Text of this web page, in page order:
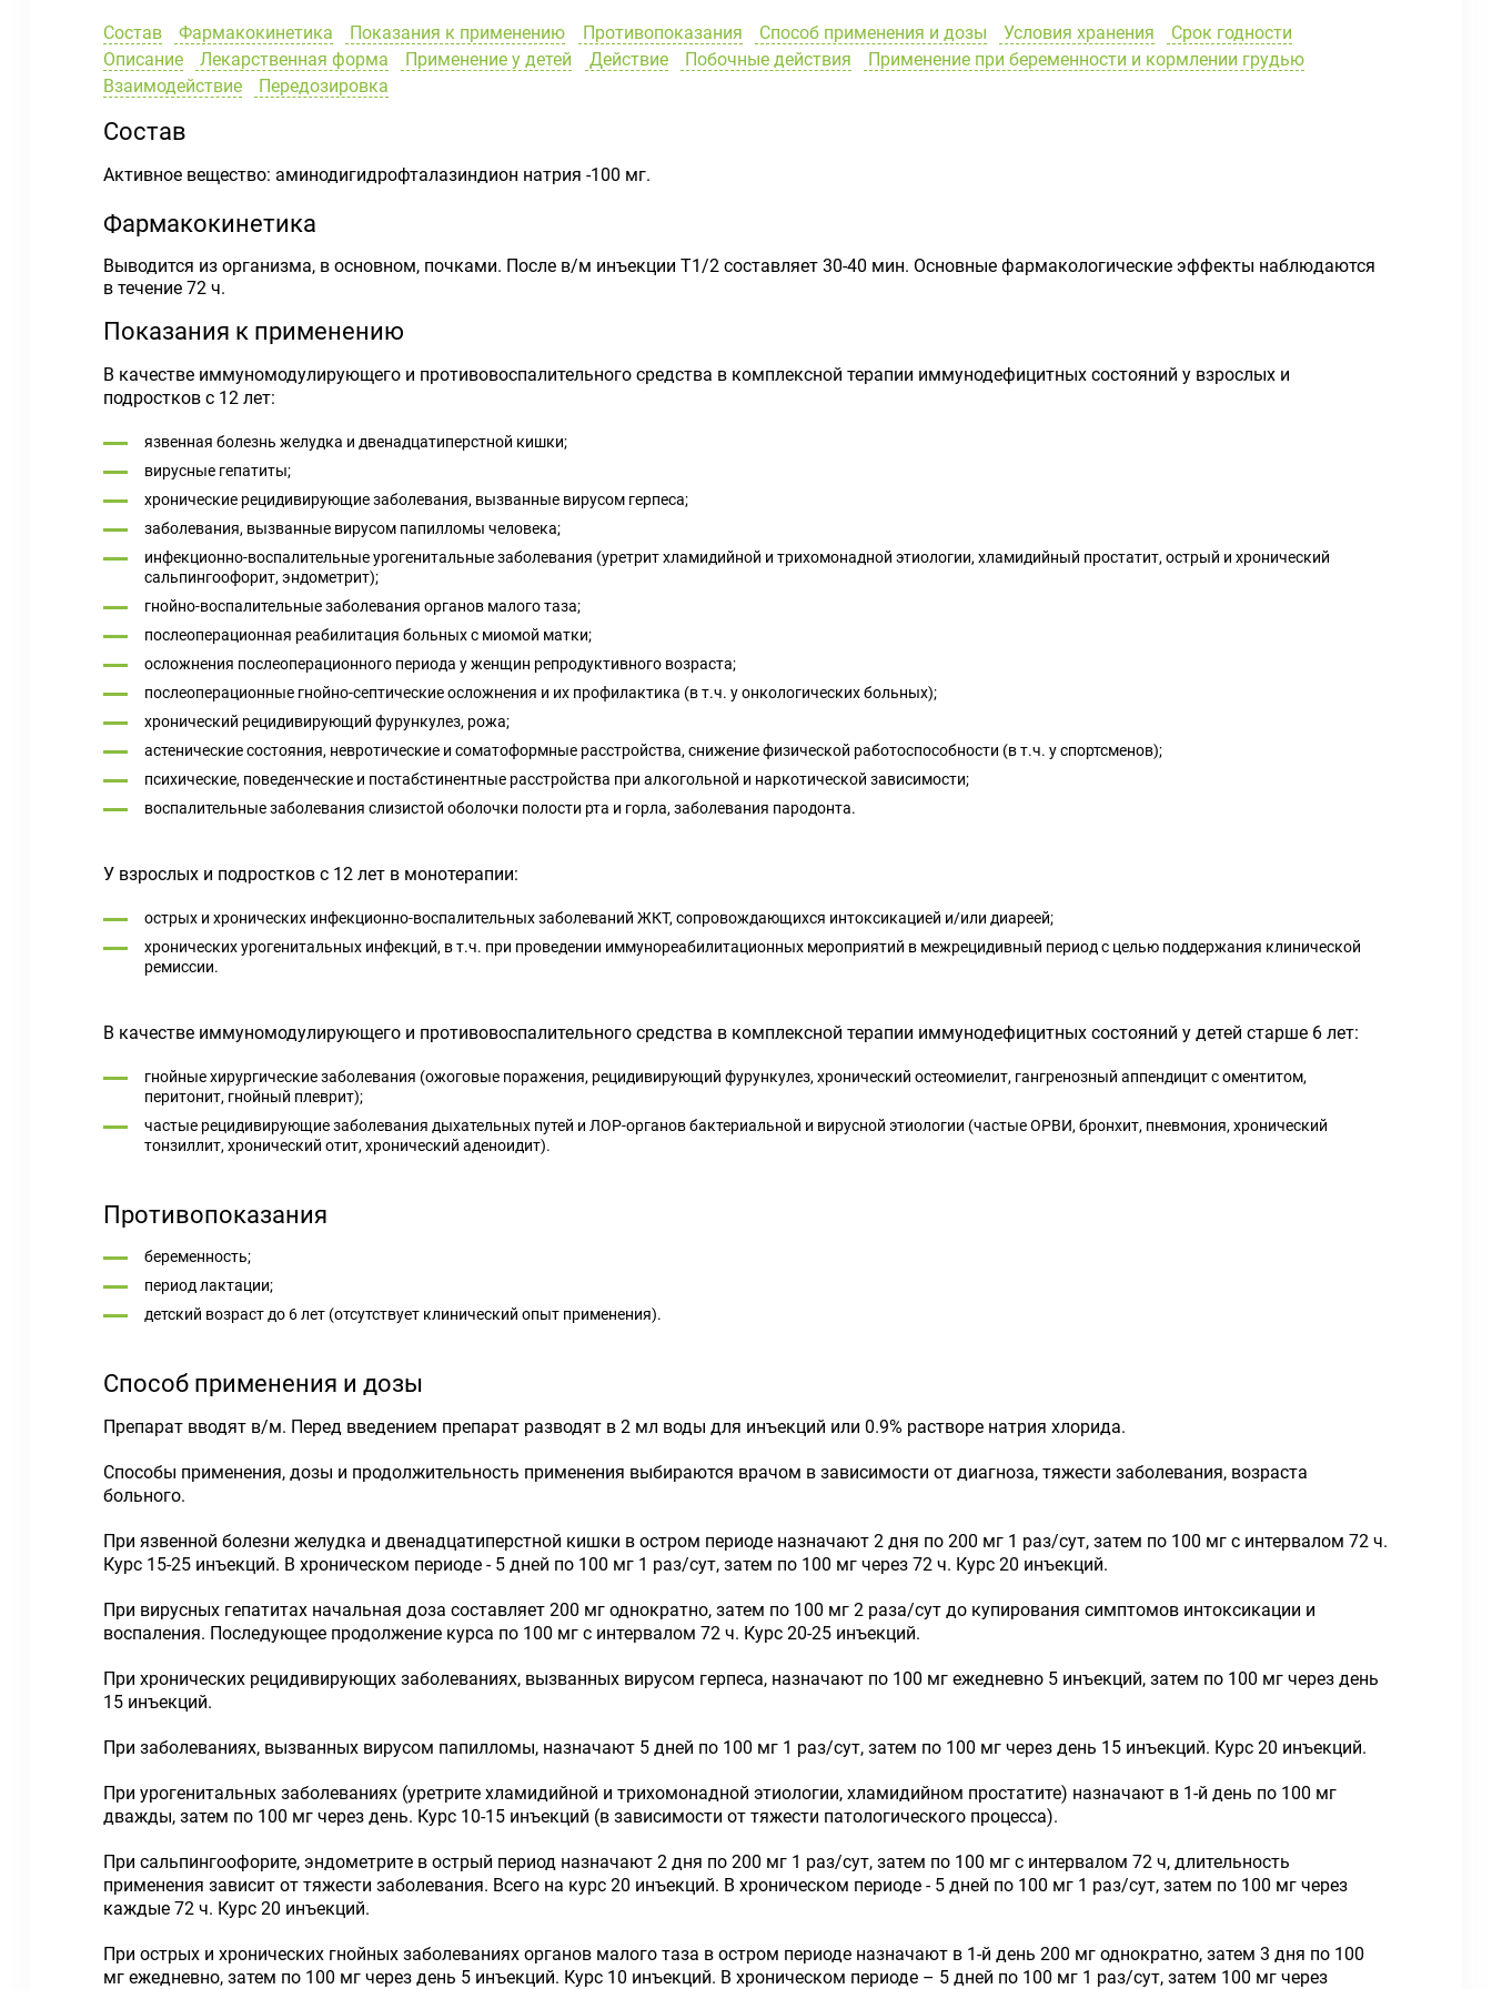
Состав Фармакокинетика Показания к применению Противопоказания Способ применения и дозы Условия хранения
Срок годности
Описание
Лекарственная форма Применение у детей Действие Побочные действия
Применение при беременности и кормлении грудью
Взаимодействие
Передозировка
Состав
Активное вещество: аминодигидрофталазиндион натрия -100 мг.
Фармакокинетика
Выводится из организма, в основном, почками. После в/м инъекции Т1/2 составляет 30-40 мин. Основные фармакологические эффекты наблюдаются
в течение 72 ч.
Показания к применению
В качестве иммуномодулирующего и противовоспалительного средства в комплексной терапии иммунодефицитных состояний у взрослых и
подростков с 12 лет:
язвенная болезнь желудка и двенадцатиперстной кишки;
вирусные гепатиты;
хронические рецидивирующие заболевания, вызванные вирусом герпеса;
заболевания, вызванные вирусом папилломы человека;
инфекционно-воспалительные урогенитальные заболевания (уретрит хламидийной и трихомонадной этиологии, хламидийный простатит, острый и хронический
сальпингоофорит, эндометрит);
гнойно-воспалительные заболевания органов малого таза;
послеоперационная реабилитация больных с миомой матки;
осложнения послеоперационного периода у женщин репродуктивного возраста;
послеоперационные гнойно-септические осложнения и их профилактика (в т.ч. у онкологических больных);
хронический рецидивирующий фурункулез, рожа;
астенические состояния, невротические и соматоформные расстройства, снижение физической работоспособности (в т.ч. у спортсменов);
психические, поведенческие и постабстинентные расстройства при алкогольной и наркотической зависимости;
воспалительные заболевания слизистой оболочки полости рта и горла, заболевания пародонта.
У взрослых и подростков с 12 лет в монотерапии:
острых и хронических инфекционно-воспалительных заболеваний ЖКТ, сопровождающихся интоксикацией и/или диареей;
хронических урогенитальных инфекций, в т.ч. при проведении иммунореабилитационных мероприятий в межрецидивный период с целью поддержания клинической
ремиссии.
В качестве иммуномодулирующего и противовоспалительного средства в комплексной терапии иммунодефицитных состояний у детей старше 6 лет:
гнойные хирургические заболевания (ожоговые поражения, рецидивирующий фурункулез, хронический остеомиелит, гангренозный аппендицит с оментитом,
перитонит, гнойный плеврит);
частые рецидивирующие заболевания дыхательных путей и ЛОР-органов бактериальной и вирусной этиологии (частые ОРВИ, бронхит, пневмония, хронический
тонзиллит, хронический отит, хронический аденоидит).
Противопоказания
беременность;
период лактации;
детский возраст до 6 лет (отсутствует клинический опыт применения).
Способ применения и дозы
Препарат вводят в/м. Перед введением препарат разводят в 2 мл воды для инъекций или 0.9% растворе натрия хлорида.
Способы применения, дозы и продолжительность применения выбираются врачом в зависимости от диагноза, тяжести заболевания, возраста
больного.
При язвенной болезни желудка и двенадцатиперстной кишки в остром периоде назначают 2 дня по 200 мг 1 раз/сут, затем по 100 мг с интервалом 72 ч.
Курс 15-25 инъекций. В хроническом периоде - 5 дней по 100 мг 1 раз/сут, затем по 100 мг через 72 ч. Курс 20 инъекций.
При вирусных гепатитах начальная доза составляет 200 мг однократно, затем по 100 мг 2 раза/сут до купирования симптомов интоксикации и
воспаления. Последующее продолжение курса по 100 мг с интервалом 72 ч. Курс 20-25 инъекций.
При хронических рецидивирующих заболеваниях, вызванных вирусом герпеса, назначают по 100 мг ежедневно 5 инъекций, затем по 100 мг через день
15 инъекций.
При заболеваниях, вызванных вирусом папилломы, назначают 5 дней по 100 мг 1 раз/сут, затем по 100 мг через день 15 инъекций. Курс 20 инъекций.
При урогенитальных заболеваниях (уретрите хламидийной и трихомонадной этиологии, хламидийном простатите) назначают в 1-й день по 100 мг
дважды, затем по 100 мг через день. Курс 10-15 инъекций (в зависимости от тяжести патологического процесса).
При сальпингоофорите, эндометрите в острый период назначают 2 дня по 200 мг 1 раз/сут, затем по 100 мг с интервалом 72 ч, длительность
применения зависит от тяжести заболевания. Всего на курс 20 инъекций. В хроническом периоде - 5 дней по 100 мг 1 раз/сут, затем по 100 мг через
каждые 72 ч. Курс 20 инъекций.
При острых и хронических гнойных заболеваниях органов малого таза в остром периоде назначают в 1-й день 200 мг однократно, затем 3 дня по 100
мг ежедневно, затем по 100 мг через день 5 инъекций. Курс 10 инъекций. В хроническом периоде – 5 дней по 100 мг 1 раз/сут, затем 100 мг через